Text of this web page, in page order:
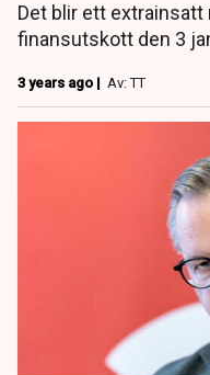
Det blir ett
finansutskott den 3
3 years ago | Av: TT